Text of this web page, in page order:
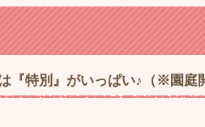
『特別』がいっぱい♪（※園庭